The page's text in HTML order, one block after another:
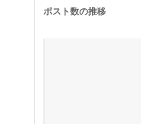
ポスト数の推移